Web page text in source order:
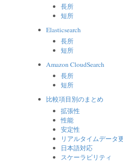
長所
短所
Elasticsearch
長所
短所
Amazon CloudSearch
長所
短所
比較項目別のまとめ
拡張性
性能
安定性
リアルタイムデータ
日本語対応
スケーラビリティ